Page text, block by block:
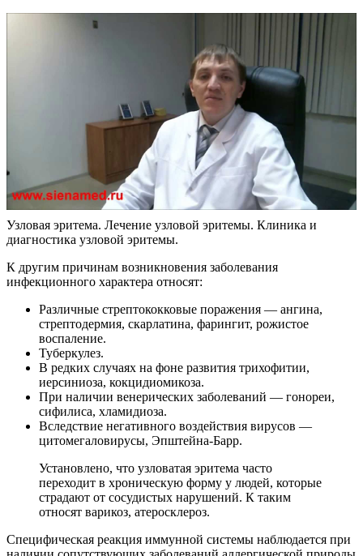
Узловая эритема. Лечение узловой эритемы. Клиника и
диагностика узловой эритемы.
К другим причинам возникновения заболевания
инфекционного характера относят:
Различные стрептококковые поражения — ангина,
стрептодермия, скарлатина, фарингит, рожистое
воспаление.
Туберкулез.
В редких случаях на фоне развития трихофитии,
иерсиниоза, кокцидиомикоза.
При наличии венерических заболеваний — гонореи,
сифилиса, хламидиоза.
Вследствие негативного воздействия вирусов —
цитомегаловирусы, Эпштейна-Барр.
Установлено, что узловатая эритема часто
переходит в хроническую форму у людей, которые
страдают от сосудистых нарушений. К таким
относят варикоз, атеросклероз.
Специфическая реакция иммунной системы наблюдается при